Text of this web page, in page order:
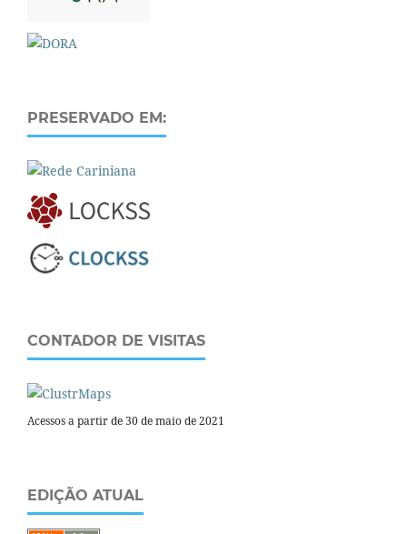
PRESERVADO EM:
CONTADOR DE VISITAS
Acessos a partir de 30 de maio de 2021
EDIÇÃO ATUAL